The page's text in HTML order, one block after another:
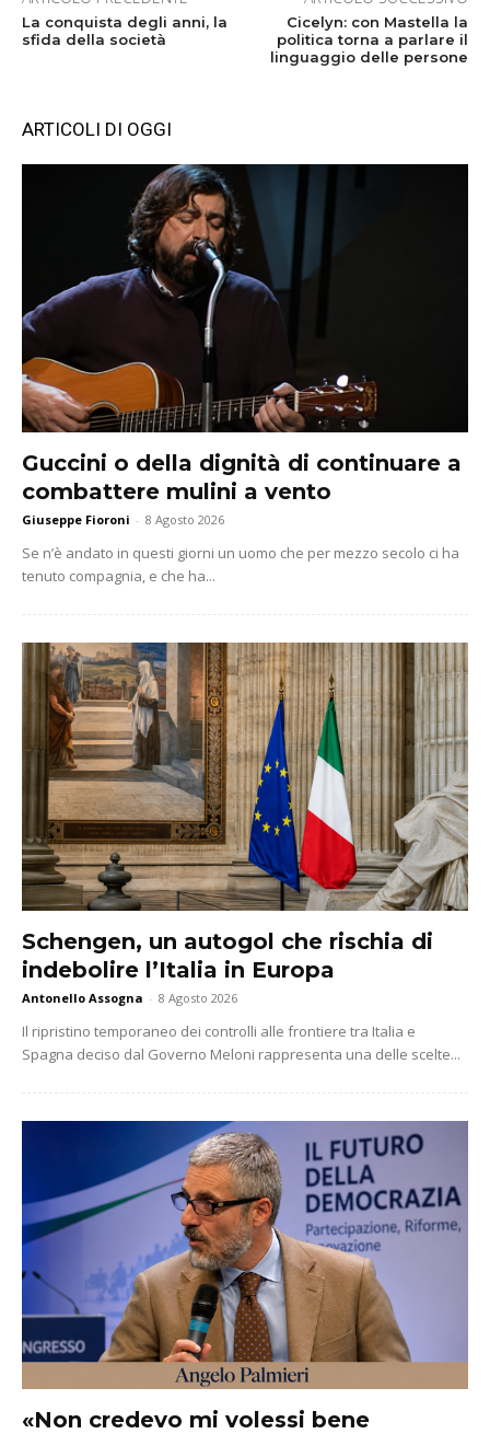
La conquista degli anni, la
sfida della società
Cicelyn: con Mastella la
politica torna a parlare il
linguaggio delle persone
ARTICOLI DI OGGI
Guccini o della dignità di continuare a
combattere mulini a vento
Giuseppe Fioroni - 8 Agosto 2026
Se n’è andato in questi giorni un uomo che per mezzo secolo ci ha
tenuto compagnia, e che ha...
Schengen, un autogol che rischia di
indebolire l’Italia in Europa
Antonello Assogna - 8 Agosto 2026
Il ripristino temporaneo dei controlli alle frontiere tra Italia e
Spagna deciso dal Governo Meloni rappresenta una delle scelte...
«Non credevo mi volessi bene